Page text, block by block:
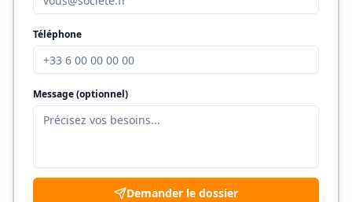
Téléphone
Message (optionnel)
Demander le dossier